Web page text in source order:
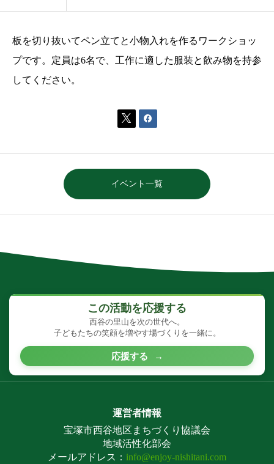
板を切り抜いてペン立てと小物入れを作るワークショッ
プです。定員は6名で、工作に適した服装と飲み物を持参
してください。
 
イベント一覧
この活動を応援する
西谷の里山を次の世代へ。
子どもたちの笑顔を増やす場づくりを一緒に。
応援する →
運営者情報
宝塚市西谷地区まちづくり協議会
地域活性化部会
メールアドレス： info@enjoy-nishitani.com